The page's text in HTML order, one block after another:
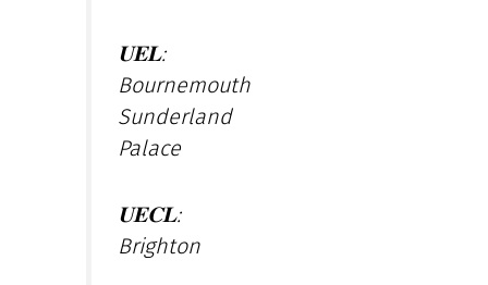
𝐔𝐄𝐋:
Bournemouth
Sunderland
Palace
𝐔𝐄𝐂𝐋:
Brighton